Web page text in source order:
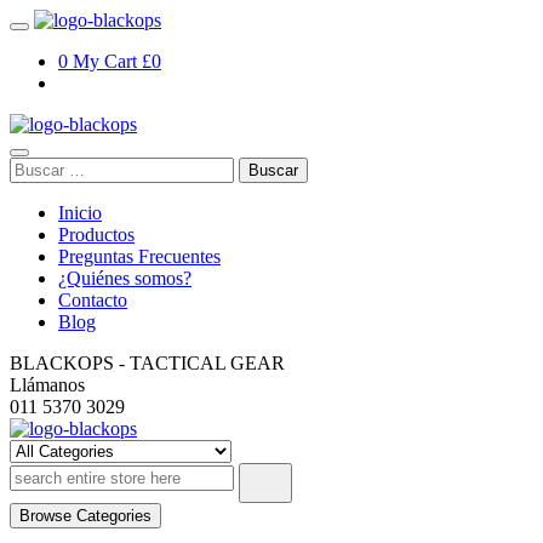
Skip
content0 My Cart £0
Buscar:
Inicio
Productos
Preguntas Frecuentes
¿Quiénes somos?
Contacto
Blog
BLACKOPS - TACTICAL GEAR
Llámanos
011 5370 3029
TEST – blackopsoficial.com.ar
Browse Categories